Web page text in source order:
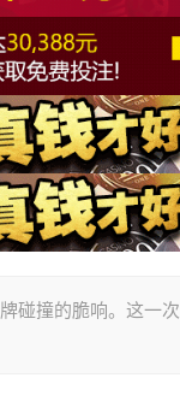
碰撞的脆响。这一